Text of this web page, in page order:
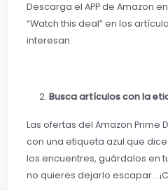
Descarga el APP de Amazon
“Watch this deal” en los
interesan.
Busca artículos con la
Las ofertas del Amazon Prime
con una etiqueta azul que dice
los encuentres, guárdalos en
no quieres dejarlo escapar…